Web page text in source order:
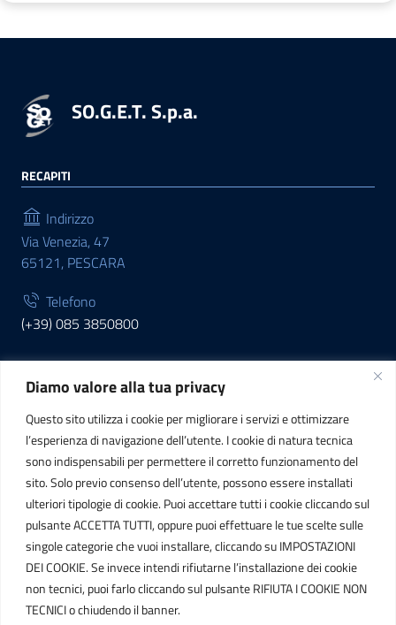
Diamo valore alla tua privacy
Questo sito utilizza i cookie per migliorare i servizi e ottimizzare
l’esperienza di navigazione dell’utente. I cookie di natura tecnica
sono indispensabili per permettere il corretto funzionamento del
sito. Solo previo consenso dell’utente, possono essere installati
ulteriori tipologie di cookie. Puoi accettare tutti i cookie cliccando sul
pulsante ACCETTA TUTTI, oppure puoi effettuare le tue scelte sulle
singole categorie che vuoi installare, cliccando su IMPOSTAZIONI
DEI COOKIE. Se invece intendi rifiutarne l’installazione dei cookie
non tecnici, puoi farlo cliccando sul pulsante RIFIUTA I COOKIE NON
TECNICI o chiudendo il banner.
SO.G.E.T. S.p.a.
RECAPITI
Indirizzo
Via Venezia, 47
65121, PESCARA
Telefono
(+39) 085 3850800
INFORMAZIONI
C.F. / P.IVA
IT01807790686
POSTA ELETTRONICA
PEC
protocollo.sogetspa@pec.it